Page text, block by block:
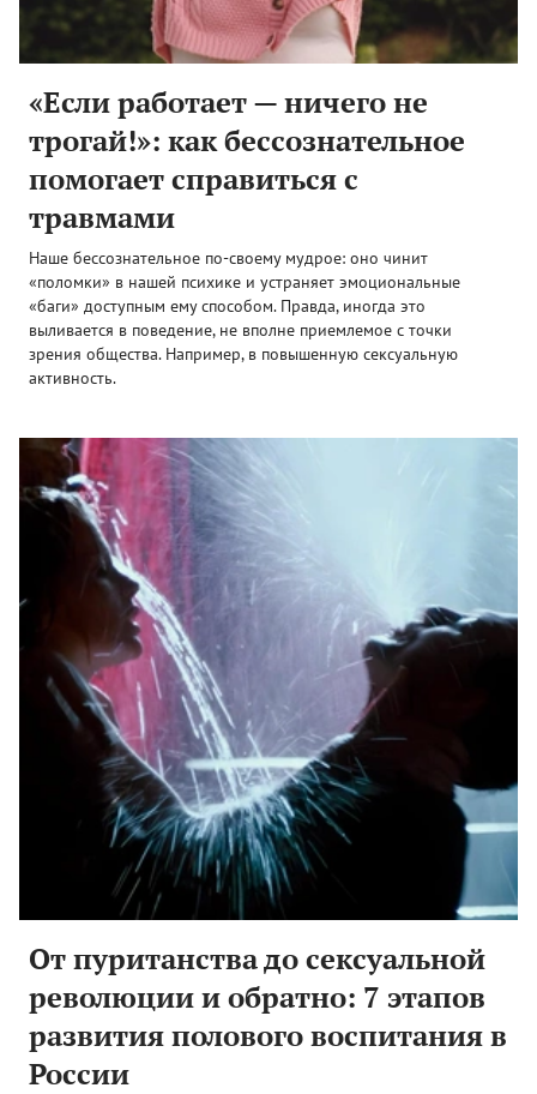
«Если работает — ничего не
трогай!»: как бессознательное
помогает справиться с
травмами
Наше бессознательное по-своему мудрое: оно чинит
«поломки» в нашей психике и устраняет эмоциональные
«баги» доступным ему способом. Правда, иногда это
выливается в поведение, не вполне приемлемое с точки
зрения общества. Например, в повышенную сексуальную
активность.
От пуританства до сексуальной
революции и обратно: 7 этапов
развития полового воспитания в
России